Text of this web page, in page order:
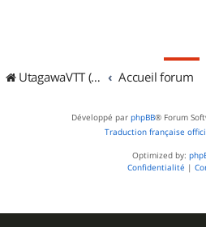
UtagawaVTT (Randos VTT et VTTAE avec traces GPS) Accueil forum
Développé par phpBB® Forum
Traduction française
Optimized by:
Confidentialité |